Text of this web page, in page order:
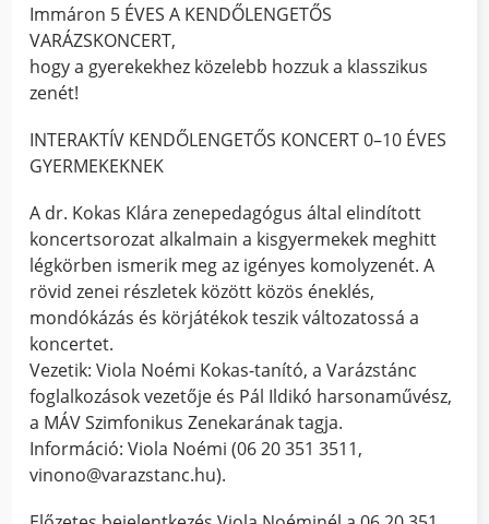
Immáron 5 ÉVES A KENDŐLENGETŐS
VARÁZSKONCERT,
hogy a gyerekekhez közelebb hozzuk a klasszikus
zenét!
INTERAKTÍV KENDŐLENGETŐS KONCERT 0–10 ÉVES
GYERMEKEKNEK
A dr. Kokas Klára zenepedagógus által elindított
koncertsorozat alkalmain a kisgyermekek meghitt
légkörben ismerik meg az igényes komolyzenét. A
rövid zenei részletek között közös éneklés,
mondókázás és körjátékok teszik változatossá a
koncertet.
Vezetik: Viola Noémi Kokas-tanító, a Varázstánc
foglalkozások vezetője és Pál Ildikó harsonaművész,
a MÁV Szimfonikus Zenekarának tagja.
Információ: Viola Noémi (06 20 351 3511,
vinono@varazstanc.hu).